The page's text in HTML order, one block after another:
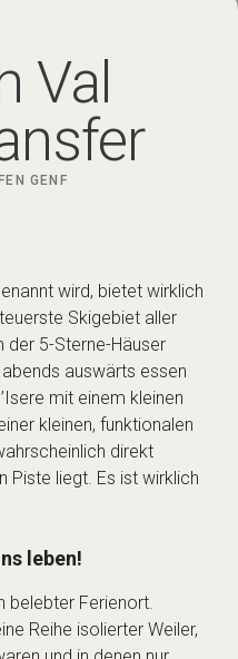
Val
GENF
wird, bietet wirklich
Skigebiet aller
der 5-Sterne-Häuser
auswärts essen
mit einem kleinen
kleinen, funktionalen
direkt
Piste liegt. Es ist wirklich
leben!
belebter Ferienort.
Reihe isolierter Weiler,